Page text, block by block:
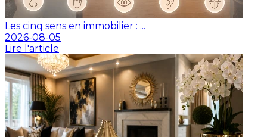
Les cinq sens en immobilier : ...
2026-08-05
Lire l'article